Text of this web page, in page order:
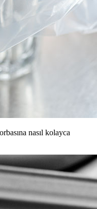
nasıl kolayca